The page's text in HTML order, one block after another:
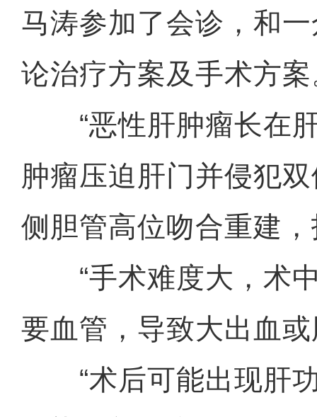
马涛参加了会诊，和
论治疗方案及手术方
“恶性肝肿瘤长在肝
肿瘤压迫肝门并侵犯
侧胆管高位吻合重建
“手术难度大，术中
要血管，导致大出血
“术后可能出现肝功